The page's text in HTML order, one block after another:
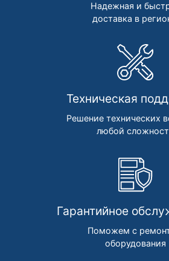
Надежная и
доставка в
Техническая
Решение технических
любой
Гарантийное
Поможем с
оборудования